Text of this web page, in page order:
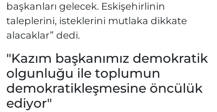
başkanları gelecek. Eskişehirlinin
taleplerini, isteklerini mutlaka dikkate
alacaklar” dedi.
"Kazım başkanımız demokratik
olgunluğu ile toplumun
demokratikleşmesine öncülük
ediyor"